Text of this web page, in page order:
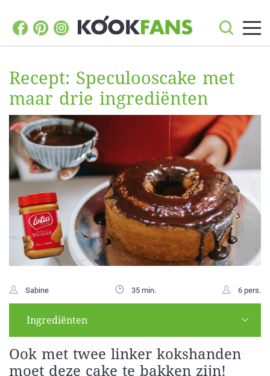
Recept: Speculooscake met
maar drie ingrediënten
Sabine 35 min. 6 pers.
Ingrediënten
Ook met twee linker kokshanden
moet deze cake te bakken zijn!